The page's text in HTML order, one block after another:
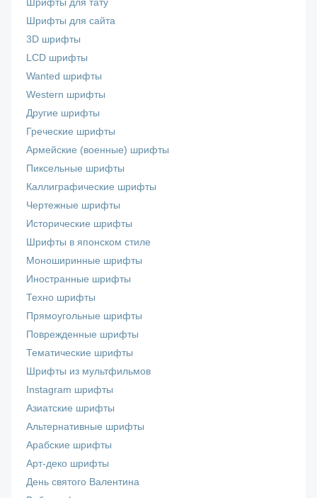
Шрифты для тату
Шрифты для сайта
3D шрифты
LCD шрифты
Wanted шрифты
Western шрифты
Другие шрифты
Греческие шрифты
Армейские (военные) шрифты
Пиксельные шрифты
Каллиграфические шрифты
Чертежные шрифты
Исторические шрифты
Шрифты в японском стиле
Моноширинные шрифты
Иностранные шрифты
Техно шрифты
Прямоугольные шрифты
Поврежденные шрифты
Тематические шрифты
Шрифты из мультфильмов
Instagram шрифты
Азиатские шрифты
Альтернативные шрифты
Арабские шрифты
Арт-деко шрифты
День святого Валентина